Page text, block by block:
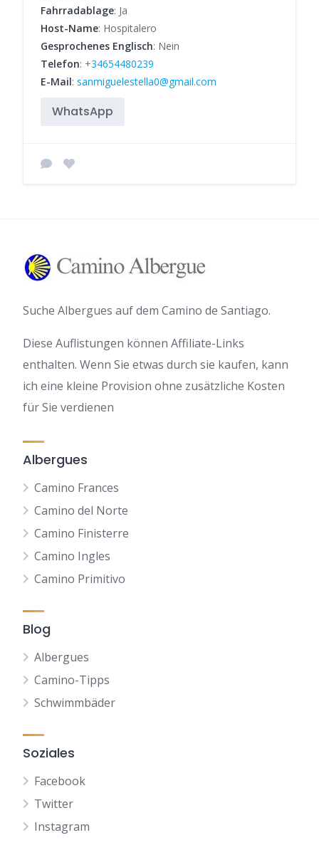
Fahrradablage: Ja
Host-Name: Hospitalero
Gesprochenes Englisch: Nein
Telefon: +34654480239
E-Mail: sanmiguelestella0@gmail.com
WhatsApp
Suche Albergues auf dem Camino de Santiago.
Diese Auflistungen können Affiliate-Links
enthalten. Wenn Sie etwas durch sie kaufen, kann
ich eine kleine Provision ohne zusätzliche Kosten
für Sie verdienen
Albergues
Camino Frances
Camino del Norte
Camino Finisterre
Camino Ingles
Camino Primitivo
Blog
Albergues
Camino-Tipps
Schwimmbäder
Soziales
Facebook
Twitter
Instagram